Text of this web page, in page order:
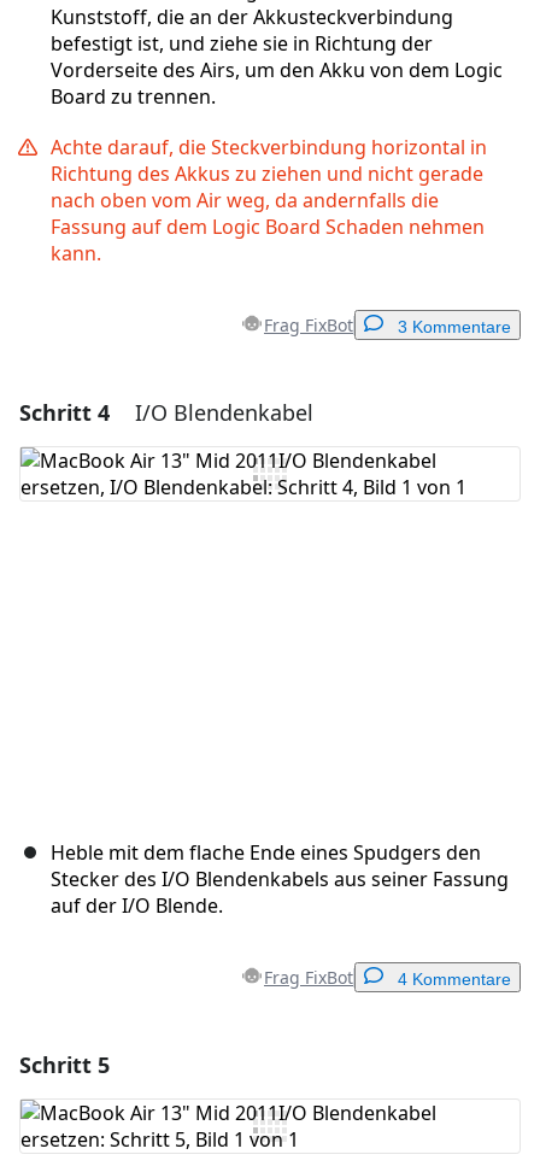
Kunststoff, die an der Akkusteckverbindung
befestigt ist, und ziehe sie in Richtung der
Vorderseite des Airs, um den Akku von dem Logic
Board zu trennen.
Achte darauf, die Steckverbindung horizontal in
Richtung des Akkus zu ziehen und nicht gerade
nach oben vom Air weg, da andernfalls die
Fassung auf dem Logic Board Schaden nehmen
kann.
Frag FixBot 3 Kommentare
Einen Kommentar hinzufügen
Kommentar hinzufügen
Schritt 4 I/O Blendenkabel
Heble mit dem flache Ende eines Spudgers den
Stecker des I/O Blendenkabels aus seiner Fassung
auf der I/O Blende.
Frag FixBot 4 Kommentare
Kommentar hinzufügen
Schritt 5